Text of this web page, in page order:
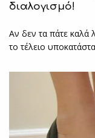
διαλογισμό!
Αν δεν τα πάτε καλά
το τέλειο